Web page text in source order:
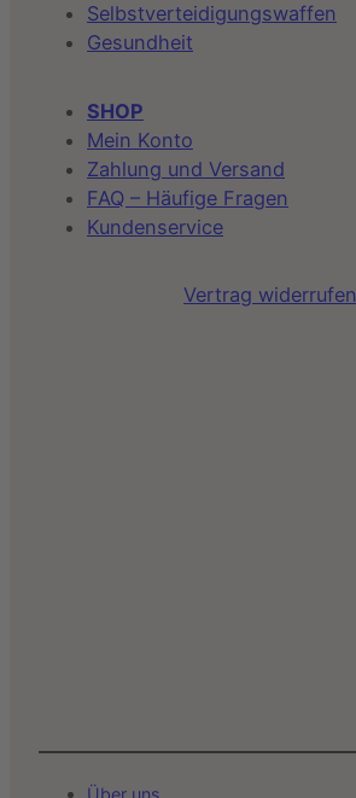
Selbstverteidigungswaffen
Gesundheit
SHOP
Mein Konto
Zahlung und Versand
FAQ – Häufige Fragen
Kundenservice
Vertrag widerrufen
Über uns